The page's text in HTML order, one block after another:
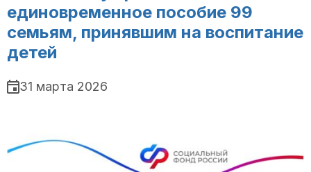
единовременное пособие 99
семьям, принявшим на воспитание
детей
31 марта 2026